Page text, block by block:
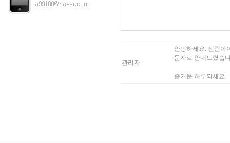
관리자
안녕하세요. 신림아
문자로 안내드렸습
즐거운 하루되세요.